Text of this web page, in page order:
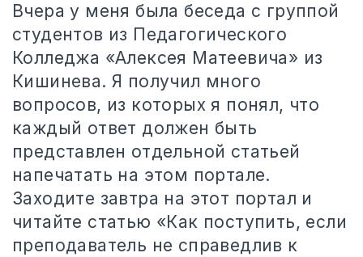
Вчера у меня была беседа с группой
студентов из Педагогического
Колледжа «Алексея Матеевича» из
Кишинева. Я получил много
вопросов, из которых я понял, что
каждый ответ должен быть
представлен отдельной статьей
напечатать на этом портале.
Заходите завтра на этот портал и
читайте статью «Как поступить, если
преподаватель не справедлив к